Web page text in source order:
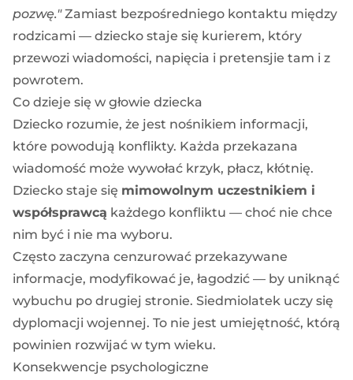
pozwę."Zamiast bezpośredniego kontaktu między
rodzicami — dziecko staje się kurierem, który
przewozi wiadomości, napięcia i pretensjie tam i z
powrotem.
Co dzieje się w głowie dziecka
Dziecko rozumie, że jest nośnikiem informacji,
które powodują konflikty. Każda przekazana
wiadomość może wywołać krzyk, płacz, kłótnię.
Dziecko staje się mimowolnym uczestnikiem i
współsprawcą każdego konfliktu — choć nie chce
nim być i nie ma wyboru.
Często zaczyna cenzurować przekazywane
informacje, modyfikować je, łagodzić — by uniknąć
wybuchu po drugiej stronie. Siedmiolatek uczy się
dyplomacji wojennej. To nie jest umiejętność, którą
powinien rozwijać w tym wieku.
Konsekwencje psychologiczne